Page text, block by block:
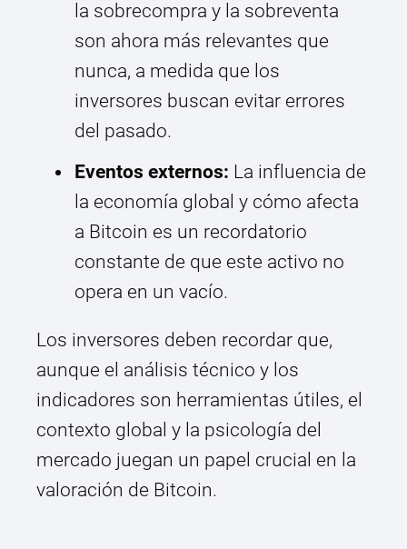
la sobrecompra y la sobreventa
son ahora más relevantes que
nunca, a medida que los
inversores buscan evitar errores
del pasado.
Eventos externos: La influencia de
la economía global y cómo afecta
a Bitcoin es un recordatorio
constante de que este activo no
opera en un vacío.
Los inversores deben recordar que,
aunque el análisis técnico y los
indicadores son herramientas útiles, el
contexto global y la psicología del
mercado juegan un papel crucial en la
valoración de Bitcoin.